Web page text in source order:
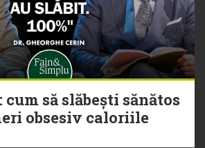
cum să slăbești sănătos
obsesiv caloriile